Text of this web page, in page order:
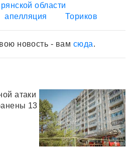
области
апелляция Ториков
новость - вам сюда.
атаки
13